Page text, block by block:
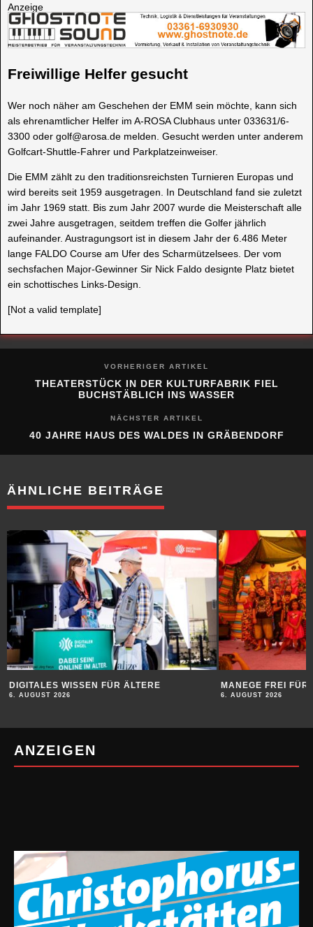
Anzeige
Freiwillige Helfer gesucht
Wer noch näher am Geschehen der EMM sein möchte, kann sich
als ehrenamtlicher Helfer im A-ROSA Clubhaus unter 033631/6-
Die EMM zählt zu den traditionsreichsten Turnieren Europas und
wird bereits seit 1959 ausgetragen. In Deutschland fand sie zuletzt
zwei Jahre ausgetragen, seitdem treffen die Golfer jährlich
aufeinander. Austragungsort ist in diesem Jahr der 6.486 Meter
sechsfachen Major-Gewinner Sir Nick Faldo designte Platz bietet
ein schottisches Links-Design.
[Not a valid template]
NÄCHSTER ARTIKEL
40 JAHRE HAUS DES WALDES IN GRÄBENDORF
ÄHNLICHE BEITRÄGE
DIGITALES WISSEN FÜR ÄLTERE
6. AUGUST 2026
MANEGE FREI FÜR
6. AUGUST 2026